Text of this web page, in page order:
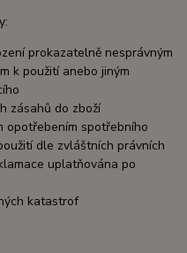
prokazatelně nesprávným
k použití anebo jiným
zásahů do zboží
opotřebením spotřebního
dle zvláštních právních
uplatňována po
katastrof